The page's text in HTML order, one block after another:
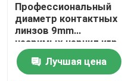
Профессиональный
диаметр контактных
линзов 9mm
незримых чернил игр
покера
Лучшая цена